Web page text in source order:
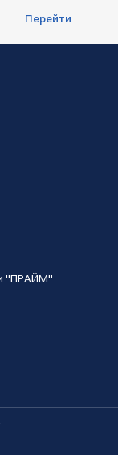
Перейти
"ПРАЙМ"